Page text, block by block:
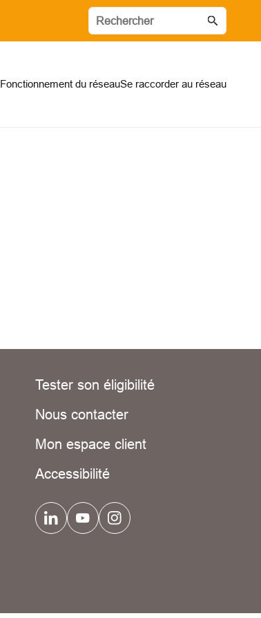
Fonctionnement du réseauSe raccorder au réseau
Tester son éligibilité
Nous contacter
Mon espace client
Accessibilité